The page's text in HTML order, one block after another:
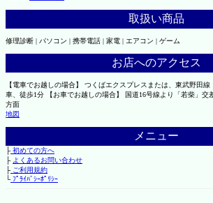
取扱い商品
修理診断 | パソコン | 携帯電話 | 家電 | エアコン | ゲーム
お店へのアクセス
【電車でお越しの場合】 つくばエクスプレスまたは、東武野田
車、徒歩1分 【お車でお越しの場合】 国道16号線より「若柴」交
方面
地図
メニュー
├初めての方へ
├ よくあるお問い合わせ
├ご利用規約
└ﾌﾟﾗｲﾊﾞｼｰﾎﾟﾘｼｰ